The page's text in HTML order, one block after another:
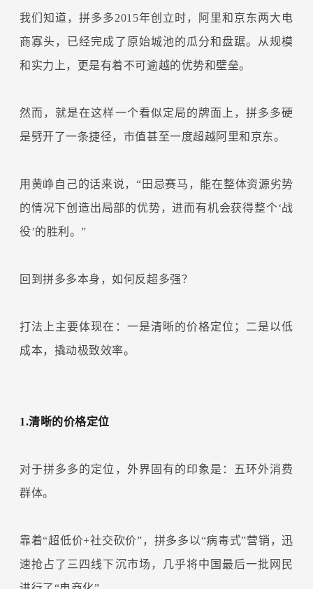
我们知道，拼多多2015年创立时，阿里和京东两大电
商寡头，已经完成了原始城池的瓜分和盘踞。从规模
和实力上，更是有着不可逾越的优势和壁垒。
然而，就是在这样一个看似定局的牌面上，拼多多硬
是劈开了一条捷径，市值甚至一度超越阿里和京东。
用黄峥自己的话来说，“田忌赛马，能在整体资源劣势
的情况下创造出局部的优势，进而有机会获得整个‘战
役’的胜利。”
回到拼多多本身，如何反超多强？
打法上主要体现在：一是清晰的价格定位；二是以低
成本，撬动极致效率。
1.清晰的价格定位
对于拼多多的定位，外界固有的印象是：五环外消费
群体。
靠着“超低价+社交砍价”，拼多多以“病毒式”营销，迅
速抢占了三四线下沉市场，几乎将中国最后一批网民